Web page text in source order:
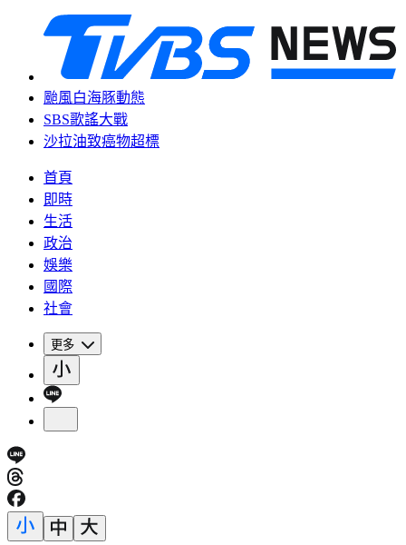
颱風白海豚動態
SBS歌謠大戰
沙拉油致癌物超標
首頁
即時
生活
政治
娛樂
國際
社會
更多